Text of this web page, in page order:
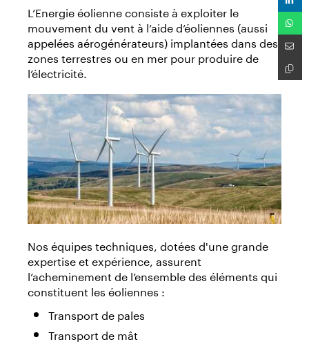
L’Energie éolienne consiste à exploiter le
mouvement du vent à l’aide d’éoliennes (aussi
appelées aérogénérateurs) implantées dans des
zones terrestres ou en mer pour produire de
l’électricité.
Nos équipes techniques, dotées d'une grande
expertise et expérience, assurent
l’acheminement de l’ensemble des éléments qui
constituent les éoliennes :
Transport de pales
Transport de mât